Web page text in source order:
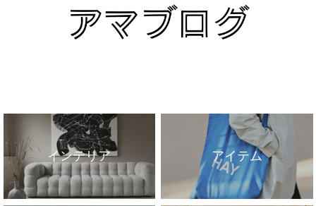
インテリア アイテム